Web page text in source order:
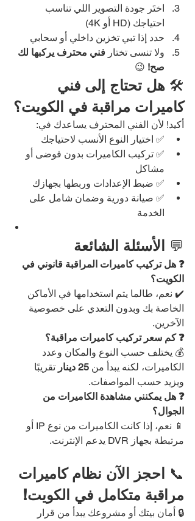
اختَر جودة التصوير اللي تناسب
احتياجك (HD أو 4K)
حدد إذا تبي تخزين داخلي أو سحابي
ولا تنسى تختار فني محترف يركبها لك
صح! 😉
🛠️ هل تحتاج إلى فني
كاميرات مراقبة في الكويت؟
أكيد! لأن الفني المحترف يساعدك في:
✅ اختيار النوع الأنسب لاحتياجك
✅ تركيب الكاميرات بدون فوضى أو
مشاكل
✅ ضبط الإعدادات وربطها بجهازك
✅ صيانة دورية وضمان شامل على
الخدمة
💬 الأسئلة الشائعة
❓ هل تركيب كاميرات المراقبة قانوني في
الكويت؟
✔️ نعم، طالما يتم استخدامها في الأماكن
الخاصة بك وبدون التعدي على خصوصية
الآخرين.
❓ كم سعر تركيب كاميرات مراقبة؟
💰 يختلف حسب النوع والمكان وعدد
الكاميرات، لكنه يبدأ من 25 دينار
تقريبًا
ويزيد حسب المواصفات.
❓ هل يمكنني مشاهدة الكاميرات من
الجوال؟
📱 نعم، إذا كانت الكاميرات من نوع IP أو
مرتبطة بجهاز DVR يدعم الإنترنت.
📞
احجز الآن نظام كاميرات
مراقبة متكامل في الكويت!
🔒 أمان بيتك أو مشروعك يبدأ من قرار